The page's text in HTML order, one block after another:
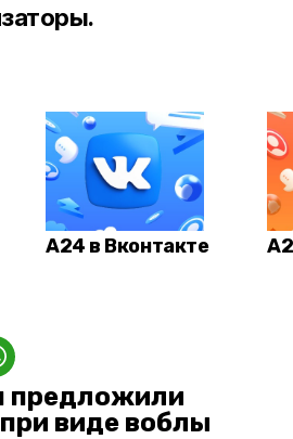
А24 в Вконтакте
предложили
виде воблы